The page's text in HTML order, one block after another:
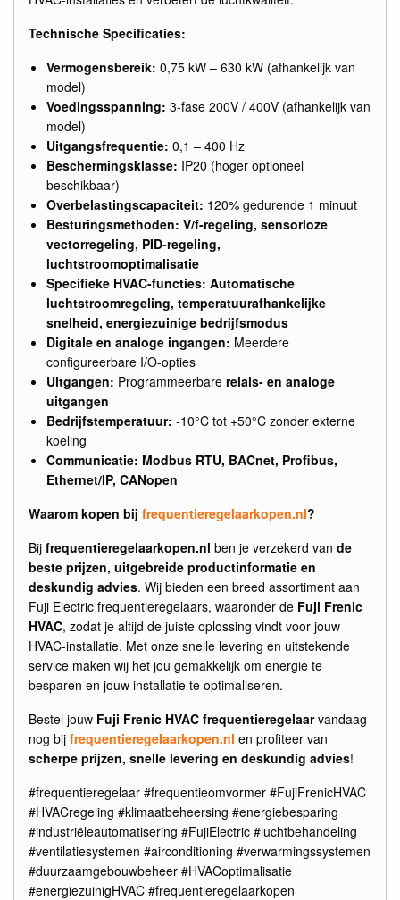
Technische Specificaties:
Vermogensbereik: 0,75 kW – 630 kW (afhankelijk van
model)
Voedingsspanning: 3-fase 200V / 400V (afhankelijk van
model)
Uitgangsfrequentie: 0,1 – 400 Hz
Beschermingsklasse: IP20 (hoger optioneel
beschikbaar)
Overbelastingscapaciteit: 120% gedurende 1 minuut
Besturingsmethoden: V/f-regeling, sensorloze
vectorregeling, PID-regeling,
luchtstroomoptimalisatie
Specifieke HVAC-functies: Automatische
luchtstroomregeling, temperatuurafhankelijke
snelheid, energiezuinige bedrijfsmodus
Digitale en analoge ingangen: Meerdere
configureerbare I/O-opties
Uitgangen: Programmeerbare relais- en analoge
uitgangen
Bedrijfstemperatuur: -10°C tot +50°C zonder externe
koeling
Communicatie: Modbus RTU, BACnet, Profibus,
Ethernet/IP, CANopen
Waarom kopen bij frequentieregelaarkopen.nl?
Bij frequentieregelaarkopen.nl ben je verzekerd van de
beste prijzen, uitgebreide productinformatie en
deskundig advies. Wij bieden een breed assortiment aan
Fuji Electric frequentieregelaars, waaronder de Fuji Frenic
HVAC, zodat je altijd de juiste oplossing vindt voor jouw
HVAC-installatie. Met onze snelle levering en uitstekende
service maken wij het jou gemakkelijk om energie te
besparen en jouw installatie te optimaliseren.
Bestel jouw Fuji Frenic HVAC frequentieregelaarvandaag
nog bij frequentieregelaarkopen.nl en profiteer van
scherpe prijzen, snelle levering en deskundig advies!
#frequentieregelaar #frequentieomvormer #FujiFrenicHVAC
#HVACregeling #klimaatbeheersing #energiebesparing
#industriëleautomatisering #FujiElectric #luchtbehandeling
#ventilatiesystemen #airconditioning #verwarmingssystemen
#duurzaamgebouwbeheer #HVACoptimalisatie
#energiezuinigHVAC #frequentieregelaarkopen